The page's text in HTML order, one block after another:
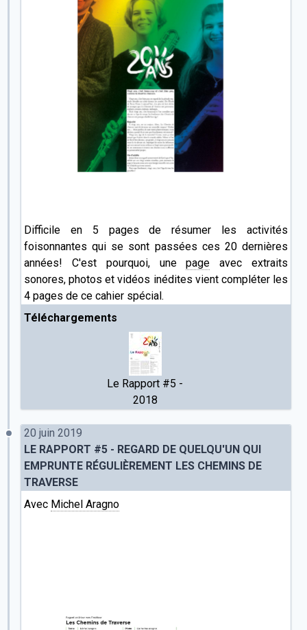
Difficile en 5 pages de résumer les activités
foisonnantes qui se sont passées ces 20 dernières
années! C'est pourquoi, unepage avec extraits
sonores, photos et vidéos inédites vient compléter les
4 pages de ce cahier spécial.
Téléchargements
Le Rapport #5 -
2018
20 juin 2019
LE RAPPORT #5 - REGARD DE QUELQU'UN QUI
EMPRUNTE RÉGULIÈREMENT LES CHEMINS DE
TRAVERSE
Avec Michel Aragno